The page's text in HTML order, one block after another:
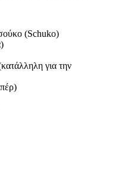
(Schuko)
για την